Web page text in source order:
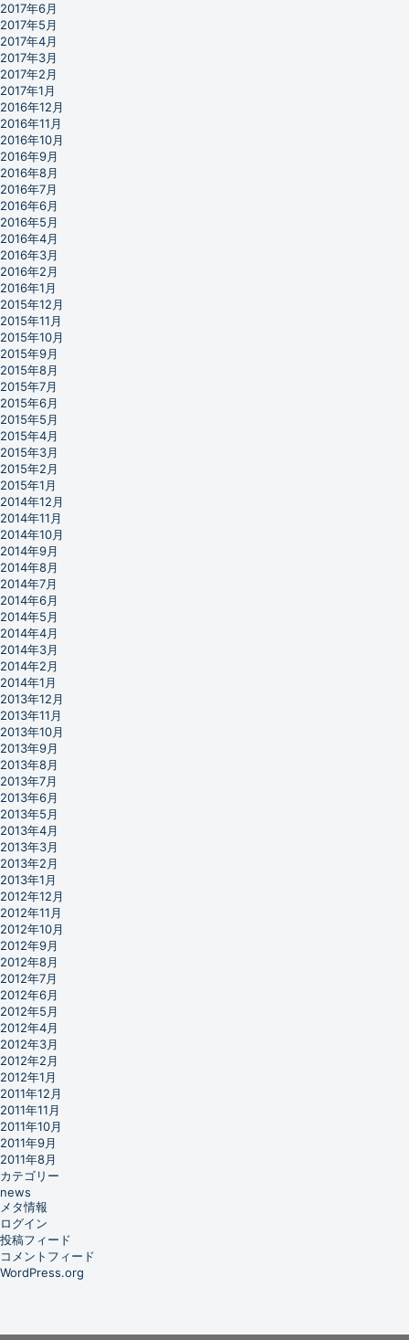
2017年6月
2017年5月
2017年4月
2017年3月
2017年2月
2017年1月
2016年12月
2016年11月
2016年10月
2016年9月
2016年8月
2016年7月
2016年6月
2016年5月
2016年4月
2016年3月
2016年2月
2016年1月
2015年12月
2015年11月
2015年10月
2015年9月
2015年8月
2015年7月
2015年6月
2015年5月
2015年4月
2015年3月
2015年2月
2015年1月
2014年12月
2014年11月
2014年10月
2014年9月
2014年8月
2014年7月
2014年6月
2014年5月
2014年4月
2014年3月
2014年2月
2014年1月
2013年12月
2013年11月
2013年10月
2013年9月
2013年8月
2013年7月
2013年6月
2013年5月
2013年4月
2013年3月
2013年2月
2013年1月
2012年12月
2012年11月
2012年10月
2012年9月
2012年8月
2012年7月
2012年6月
2012年5月
2012年4月
2012年3月
2012年2月
2012年1月
2011年12月
2011年11月
2011年10月
2011年9月
2011年8月
カテゴリー
news
メタ情報
ログイン
投稿フィード
コメントフィード
WordPress.org